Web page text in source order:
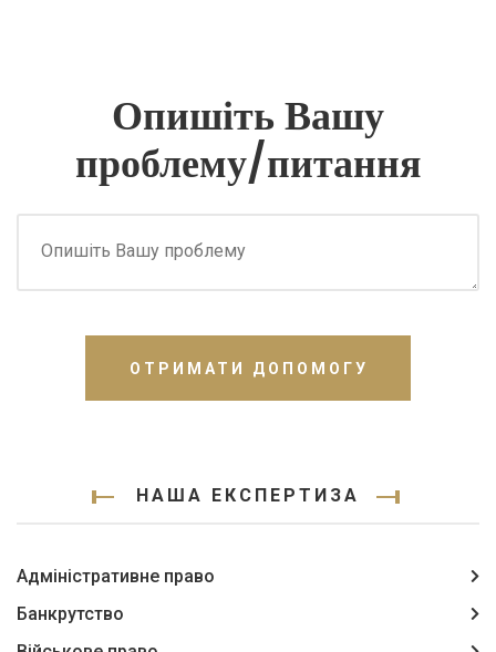
Опишіть Вашу
проблему/питання
ОТРИМАТИ ДОПОМОГУ
НАША ЕКСПЕРТИЗА
Адміністративне право
Банкрутство